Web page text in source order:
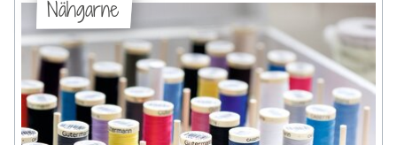
Nähgarne